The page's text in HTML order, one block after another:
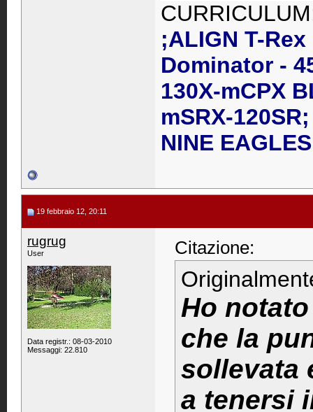
;ALIGN T-Rex
Dominator -
130X-mCPX
mSRX-
NINE
19 febbraio 12, 20:11
rugrug
User
Data registr.: 08-03-2010
Messaggi: 22.810
Citazione:
Ho
che la
sollevata
a tenersi